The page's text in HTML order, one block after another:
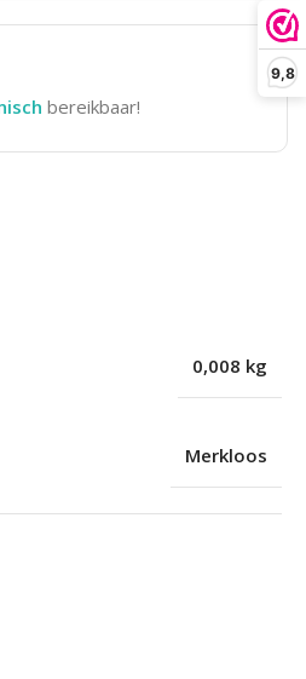
9,8
bereikbaar!
0,008 kg
Merkloos